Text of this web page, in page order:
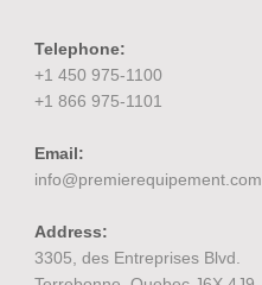
Telephone:
+1 450 975-1100
+1 866 975-1101
Email:
info@premierequipement.com
Address:
3305, des Entreprises Blvd.